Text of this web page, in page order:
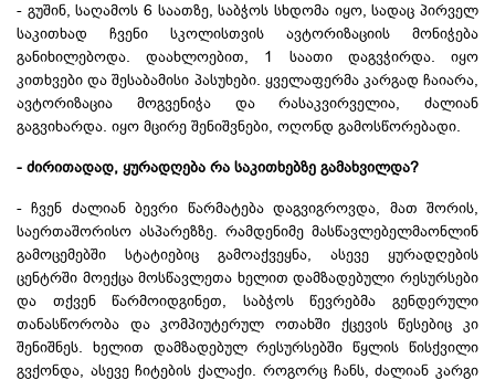
- გუშინ, საღამოს 6 საათზე, საბჭოს სხდომა იყო, სადაც პირველ
საკითხად ჩვენი სკოლისთვის ავტორიზაციის მონიჭება
განიხილებოდა. დაახლოებით, 1 საათი დაგვჭირდა. იყო
კითხვები და შესაბამისი პასუხები. ყველაფერმა კარგად ჩაიარა,
ავტორიზაცია მოგვენიჭა და რასაკვირველია, ძალიან
გაგვიხარდა. იყო მცირე შენიშვნები, ოღონდ გამოსწორებადი.
- ძირითადად, ყურადღება რა საკითხებზე გამახვილდა?
- ჩვენ ძალიან ბევრი წარმატება დაგვიგროვდა, მათ შორის,
საერთაშორისო ასპარეზზე. რამდენიმე მასწავლებელმაონლინ
გამოცემებში სტატიებიც გამოაქვეყნა, ასევე ყურადღების
ცენტრში მოექცა მოსწავლეთა ხელით დამზადებული რესურსები
და თქვენ წარმოიდგინეთ, საბჭოს წევრებმა გენდერული
თანასწორობა და კომპიუტერულ ოთახში ქცევის წესებიც კი
შენიშნეს. ხელით დამზადებულ რესურსებში წყლის წისქვილი
გვქონდა, ასევე ჩიტების ქალაქი. როგორც ჩანს, ძალიან კარგი